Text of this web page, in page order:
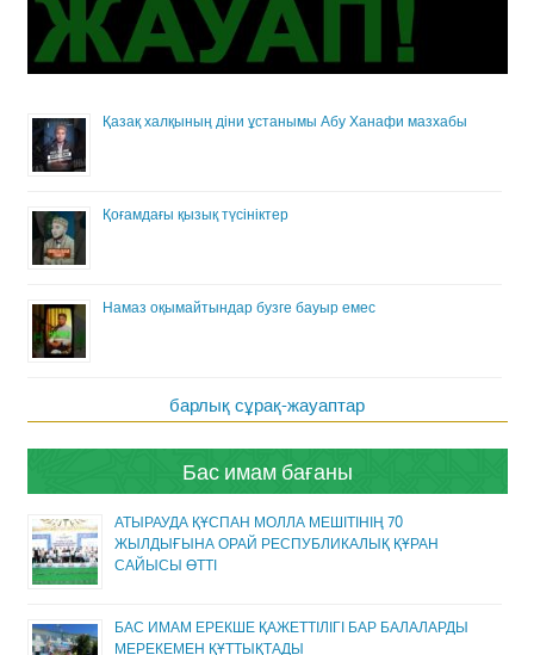
Қазақ халқының діни ұстанымы Абу Ханафи мазхабы
Қоғамдағы қызық түсініктер
Намаз оқымайтындар бузге бауыр емес
барлық сұрақ-жауаптар
Бас имам бағаны
АТЫРАУДА ҚҰСПАН МОЛЛА МЕШІТІНІҢ 70
ЖЫЛДЫҒЫНА ОРАЙ РЕСПУБЛИКАЛЫҚ ҚҰРАН
САЙЫСЫ ӨТТІ
БАС ИМАМ ЕРЕКШЕ ҚАЖЕТТІЛІГІ БАР БАЛАЛАРДЫ
МЕРЕКЕМЕН ҚҰТТЫҚТАДЫ